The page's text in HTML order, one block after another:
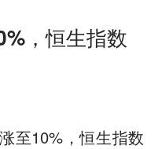
，恒生指数
至10%，恒生指数